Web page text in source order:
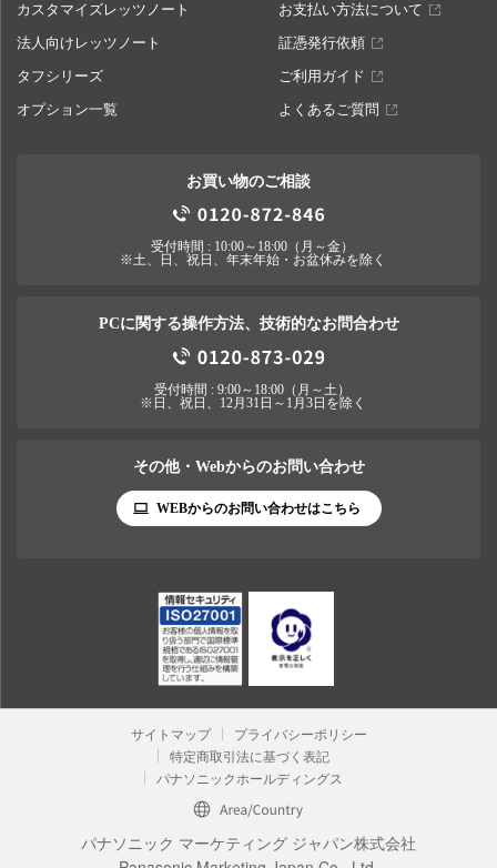
カスタマイズレッツノート
お支払い方法について
法人向けレッツノート
証憑発行依頼
タフシリーズ
ご利用ガイド
オプション一覧
よくあるご質問
お買い物のご相談
受付時間 : 10:00～18:00（月～金）
※土、日、祝日、年末年始・お盆休みを除く
PCに関する操作方法、技術的なお問合わせ
受付時間 : 9:00～18:00（月～土）
※日、祝日、12月31日～1月3日を除く
その他・Webからのお問い合わせ
WEBからのお問い合わせはこちら
サイトマップ
プライバシーポリシー
特定商取引法に基づく表記
パナソニックホールディングス
パナソニック マーケティング ジャパン株式会社